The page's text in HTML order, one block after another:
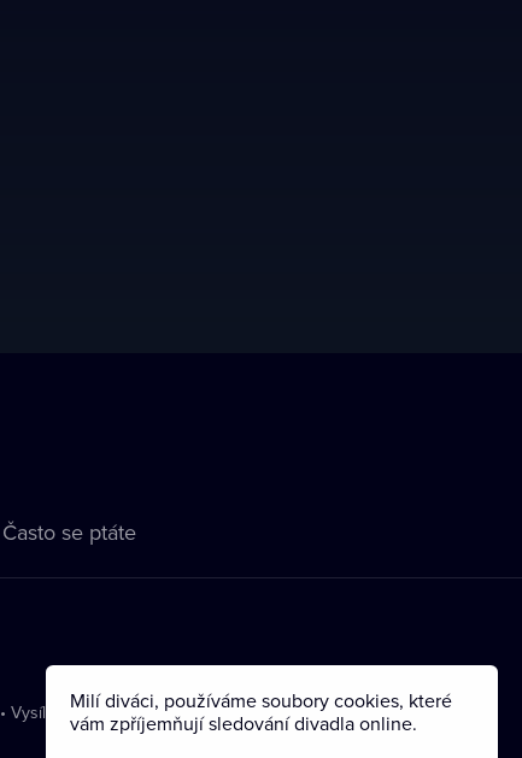
Často se ptáte
• Vysílání
Milí diváci, používáme soubory cookies, které
vám zpříjemňují sledování divadla online.